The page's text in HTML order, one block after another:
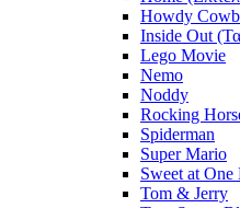
Howdy
Inside Out
Lego Movie
Nemo
Noddy
Rocking
Spiderman
Super Mario
Sweet at One
Tom & Jerry